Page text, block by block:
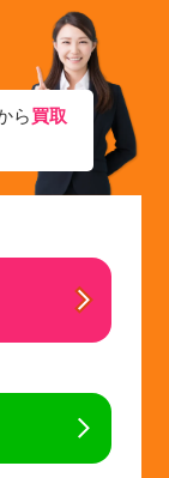
ら買取